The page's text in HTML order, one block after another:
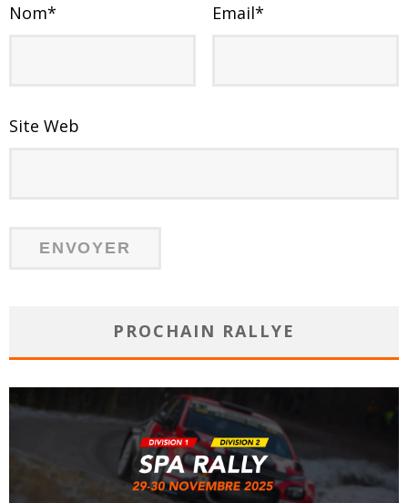
Nom* Email*
Site Web
PROCHAIN RALLYE